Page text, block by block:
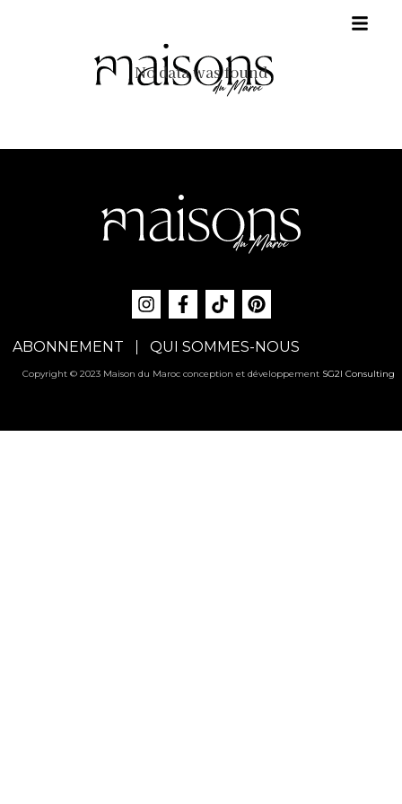
No data was found
ABONNEMENT QUI SOMMES-NOUS
Copyright © 2023 Maison du Maroc conception et développement SG2I Consulting